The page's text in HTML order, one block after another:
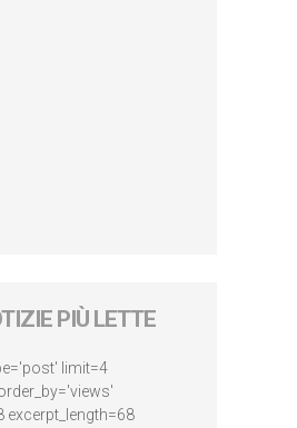
PIÙ LETTE
limit=4
excerpt_length=68